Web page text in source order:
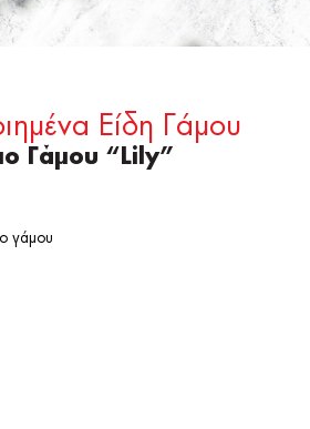
Είδη Γάμου
Γάμου “Lily”
γάμου